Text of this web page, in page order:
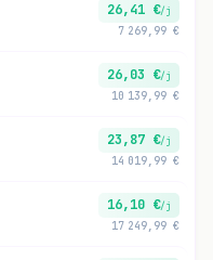
26,41 €/j
7 269,99 €
26,03 €/j
10 139,99 €
23,87 €/j
14 019,99 €
16,10 €/j
17 249,99 €